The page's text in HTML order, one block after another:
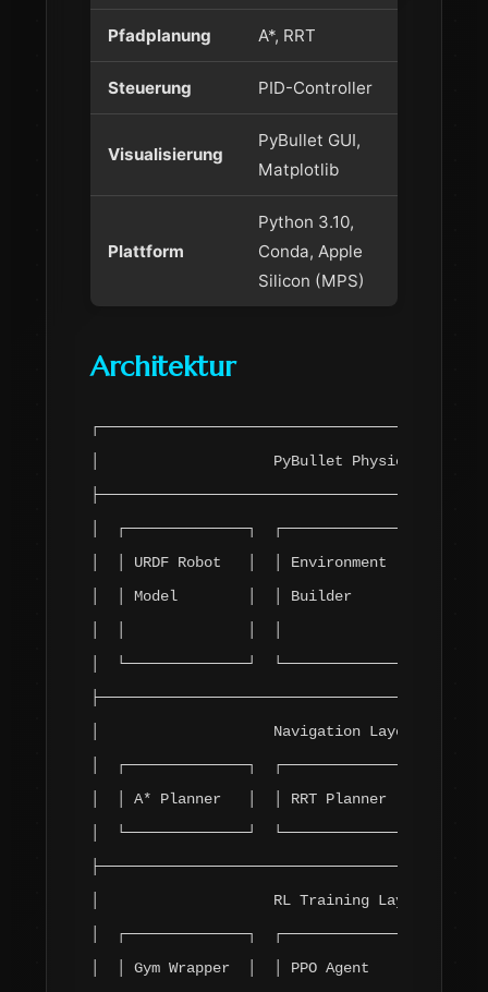
Pfadplanung A*, RRT
Steuerung PID-Controller
Visualisierung
PyBullet GUI,
Matplotlib
Plattform
Python 3.10,
Conda, Apple
Silicon (MPS)
Architektur
│                    PyBullet Physics
│  ┌──────────────┐  ┌──────────────┐
│  │ URDF Robot   │  │ Environment  │  │
│  │ Model        │  │ Builder      │  │
│  └──────────────┘  └──────────────┘
│                    Navigation Layer
│  ┌──────────────┐  ┌──────────────┐
│  │ A* Planner   │  │ RRT Planner  │  │
│  └──────────────┘  └──────────────┘
│                    RL Training Layer
│  ┌──────────────┐  ┌──────────────┐
│  │ Gym Wrapper  │  │ PPO Agent    │  │